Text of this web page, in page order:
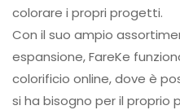
colorare i propri progetti.
Con il suo ampio
espansione, FareKe
colorificio online, dove è
si ha bisogno per il proprio